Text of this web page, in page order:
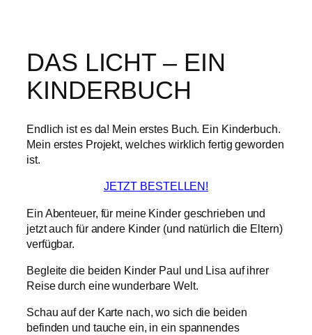
DAS LICHT – EIN
KINDERBUCH
Endlich ist es da! Mein erstes Buch. Ein Kinderbuch.
Mein erstes Projekt, welches wirklich fertig geworden
ist.
JETZT BESTELLEN!
Ein Abenteuer, für meine Kinder geschrieben und
jetzt auch für andere Kinder (und natürlich die Eltern)
verfügbar.
Begleite die beiden Kinder Paul und Lisa auf ihrer
Reise durch eine wunderbare Welt.
Schau auf der Karte nach, wo sich die beiden
befinden und tauche ein, in ein spannendes